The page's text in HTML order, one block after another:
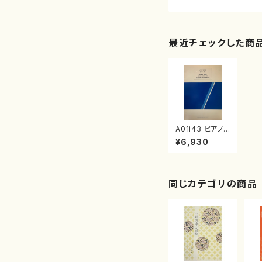
最近チェックした商
A01i43 ピアノト
リオ（フルート、ビ
オラ、ピアノ/谷中
¥6,930
同じカテゴリの商品